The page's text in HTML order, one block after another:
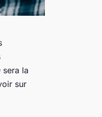
la
sur